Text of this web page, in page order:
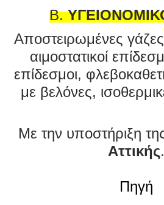
Β.
Αποστειρωμένες γάζες
αιμοστατικοί
επίδεσμοι,
με βελόνες,
Με την υποστήριξη
Αττικής.
Πηγή